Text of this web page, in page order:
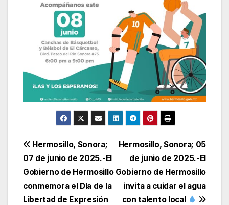
Navegación
de
entradas
Hermosillo, Sonora; 05
de junio de 2025.-El
Gobierno de Hermosillo
invita a cuidar el agua
con talento local
Hermosillo, Sonora;
07 de junio de 2025.-El
Gobierno de Hermosillo
conmemora el Día de la
Libertad de Expresión